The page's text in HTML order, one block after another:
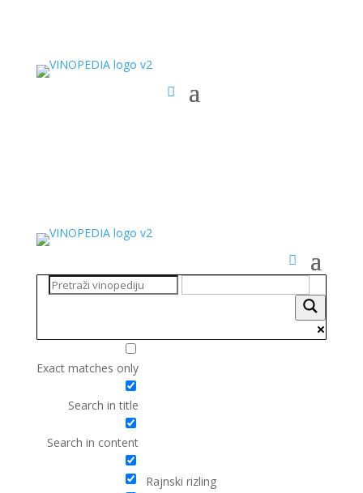
Exact matches only
Search in title
Search in content
Rajnski rizling